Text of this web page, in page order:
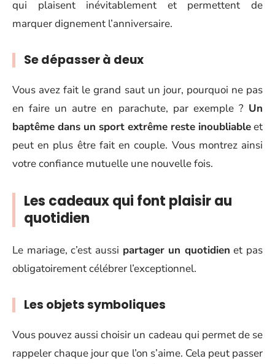
qui plaisent inévitablement et permettent de
marquer dignement l’anniversaire.
Se dépasser à deux
Vous avez fait le grand saut un jour, pourquoi ne pas
en faire un autre en parachute, par exemple ? Un
baptême dans un sport extrême reste inoubliableet
peut en plus être fait en couple. Vous montrez ainsi
votre confiance mutuelle une nouvelle fois.
Les cadeaux qui font plaisir au
quotidien
Le mariage, c’est aussi partager un quotidien et pas
obligatoirement célébrer l’exceptionnel.
Les objets symboliques
Vous pouvez aussi choisir un cadeau qui permet de se
rappeler chaque jour que l’on s’aime. Cela peut passer